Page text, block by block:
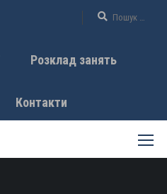
Розклад занять
Контакти